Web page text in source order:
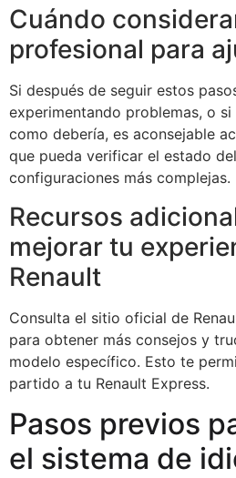
Cuándo
profesional para
Si después de seguir estos
experimentando problemas, o
como debería, es aconsejable
que pueda verificar el estado
configuraciones más complejas.
Recursos
mejorar tu
Renault
Consulta el sitio oficial de
para obtener más consejos y
modelo específico. Esto te
partido a tu Renault Express.
Pasos previos
el sistema de